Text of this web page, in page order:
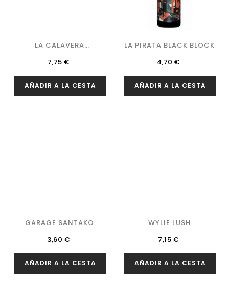
LA CALAVERA
BRETTERNITY
Precio
7,75 €
AÑADIR A LA CESTA
LA PIRATA BLACK BLOCK
Precio
4,70 €
AÑADIR A LA CESTA
GARAGE SANTAKO
Precio
3,60 €
AÑADIR A LA CESTA
WYLIE LUSH
Precio
7,15 €
AÑADIR A LA CESTA